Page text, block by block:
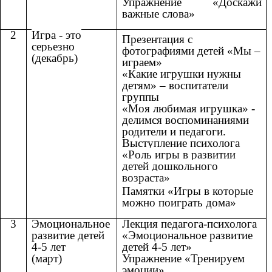
важные слова»
2
Игра - это
серьезно
(декабрь)
Презентация с
фотографиями детей «Мы –
играем»
«Какие игрушки нужны
детям» – воспитатели
группы
«Моя любимая игрушка» -
делимся воспоминаниями
родители и педагоги.
Выступление психолога
«Роль игры в развитии
детей дошкольного
возраста»
Памятки «Игры в которые
можно поиграть дома»
3
Эмоциональное
развитие детей
4-5 лет
(март)
Лекция педагога-психолога
«Эмоциональное развитие
детей 4-5 лет»
Упражнение «Тренируем